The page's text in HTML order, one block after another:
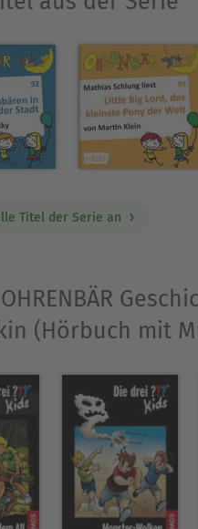
für Komik und
2008).
Literatur.
Lea Streisand,
Titel der Serie an
(Hörbuch mit